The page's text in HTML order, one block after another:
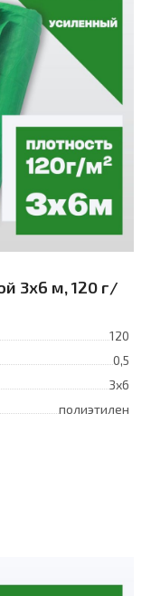
3x6 м, 120 г/
120
0,5
3х6
полиэтилен